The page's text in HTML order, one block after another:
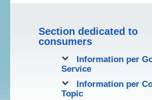
Section dedicated to
consumers
Information per
Service
Information per
Topic